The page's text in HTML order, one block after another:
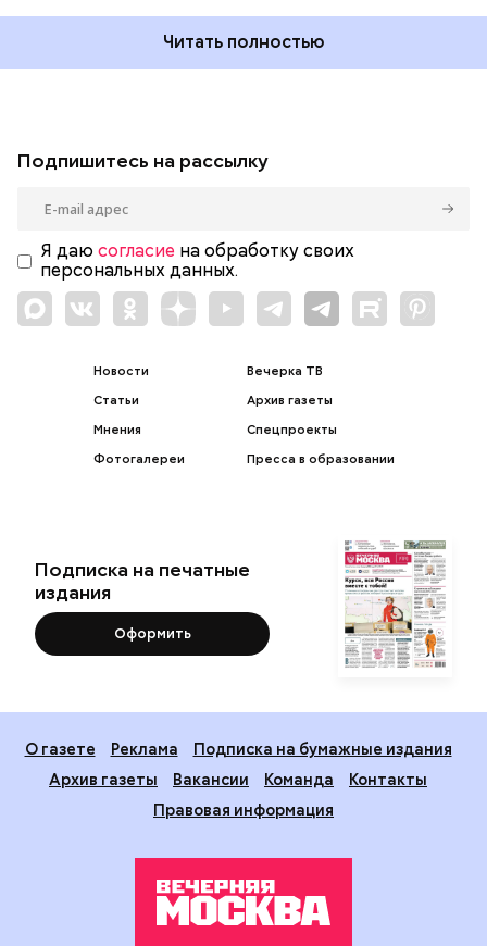
Читать полностью
Подпишитесь на рассылку
Я даю согласие на обработку своих
персональных данных.
Новости
Статьи
Мнения
Фотогалереи
Вечерка ТВ
Архив газеты
Спецпроекты
Пресса в образовании
Подписка на печатные
издания
Оформить
О газете Реклама
Подписка на бумажные издания
Архив газеты
Вакансии Команда
Контакты
Правовая информация